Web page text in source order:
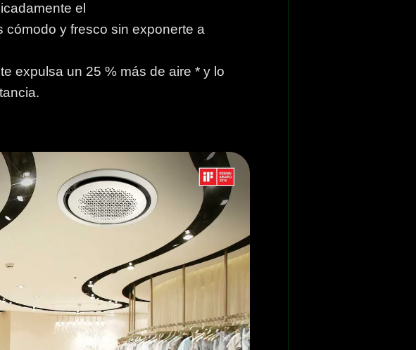
el
cómodo y fresco sin exponerte a
expulsa un 25 % más de aire * y lo